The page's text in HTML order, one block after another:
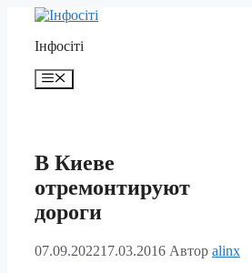
Перейти
контенту
Інфосіті
Меню
В Киеве
отремонтируют
дороги
07.09.202217.03.2016 Автор alinx